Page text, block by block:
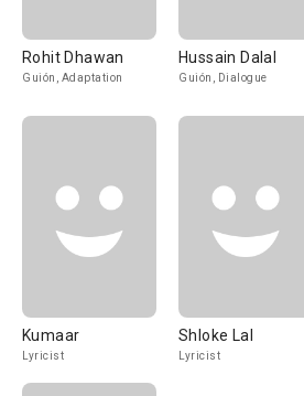
Rohit Dhawan
Guión, Adaptation
Hussain Dalal
Guión, Dialogue
Kumaar
Lyricist
Shloke Lal
Lyricist